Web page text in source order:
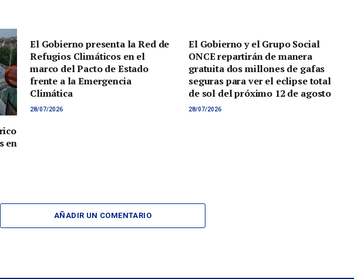
en
El Gobierno presenta la Red de
Refugios Climáticos en el
marco del Pacto de Estado
frente a la Emergencia
Climática
28/07/2026
El Gobierno y el Grupo Social
ONCE repartirán de manera
gratuita dos millones de gafas
seguras para ver el eclipse total
de sol del próximo 12 de agosto
28/07/2026
AÑADIR UN COMENTARIO